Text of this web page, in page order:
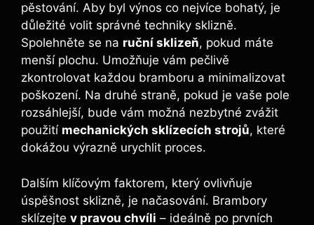
pěstování. Aby byl výnos co nejvíce bohatý, je
důležité volit správné techniky sklizně.
Spolehněte se na ruční sklizeň, pokud máte
menší plochu. Umožňuje vám pečlivě
zkontrolovat každou bramboru a minimalizovat
poškození. Na druhé straně, pokud je vaše pole
rozsáhlejší, bude vám možná nezbytné zvážit
použití mechanických sklízecích strojů, které
dokážou výrazně urychlit proces.
Dalším klíčovým faktorem, který ovlivňuje
úspěšnost sklizně, je načasování. Brambory
sklízejte v pravou chvíli – ideálně po prvních